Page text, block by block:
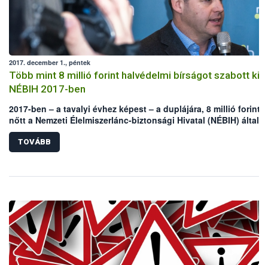
2017. december 1., péntek
Több mint 8 millió forint halvédelmi bírságot szabott ki a
NÉBIH 2017-ben
2017-ben – a tavalyi évhez képest – a duplájára, 8 millió forintra
nőtt a Nemzeti Élelmiszerlánc-biztonsági Hivatal (NÉBIH) által,
jogszerűtlen horgászat és halászat miatt kiszabott halvédelmi
bírságok összege. A hatósági pénzbüntetés arányosan
az Állami Halőri Szolgálat működéséhez köthető tettenérések
Földművelésügyi Igazgatóságának vezetője a december 1-jén,
TOVÁBB